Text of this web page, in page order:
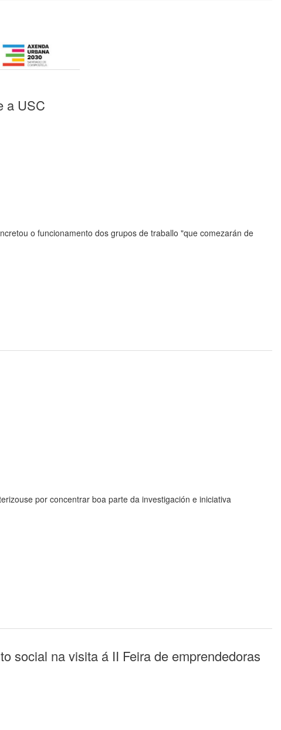
a USC
o funcionamento dos grupos de traballo "que comezarán de
por concentrar boa parte da investigación e iniciativa
social na visita á II Feira de emprendedoras